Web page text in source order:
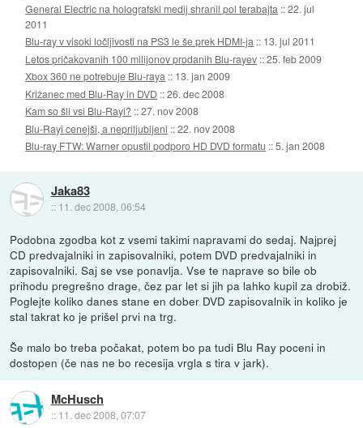
General Electric na holografski medij shranil pol terabajta ::22. jul
2011
Blu-ray v visoki ločljivosti na PS3 le še prek HDMI-ja :: 13. jul 2011
Letos pričakovanih 100 milijonov prodanih Blu-rayev ::25. feb 2009
Xbox 360 ne potrebuje Blu-raya :: 13. jan 2009
Križanec med Blu-Ray in DVD ::26. dec 2008
Kam so šli vsi Blu-Rayi? ::27. nov 2008
Blu-Rayi cenejši, a nepriljubljeni ::22. nov 2008
Blu-ray FTW: Warner opustil podporo HD DVD formatu ::5. jan 2008
Jaka83
:: 11. dec 2008, 06:54
Podobna zgodba kot z vsemi takimi napravami do sedaj. Najprej
CD predvajalniki in zapisovalniki, potem DVD predvajalniki in
zapisovalniki. Saj se vse ponavlja. Vse te naprave so bile ob
prihodu pregrešno drage, čez par let si jih pa lahko kupil za drobiž.
Poglejte koliko danes stane en dober DVD zapisovalnik in koliko je
stal takrat ko je prišel prvi na trg.
Še malo bo treba počakat, potem bo pa tudi Blu Ray poceni in
dostopen (če nas ne bo recesija vrgla s tira v jark).
McHusch
:: 11. dec 2008, 07:07